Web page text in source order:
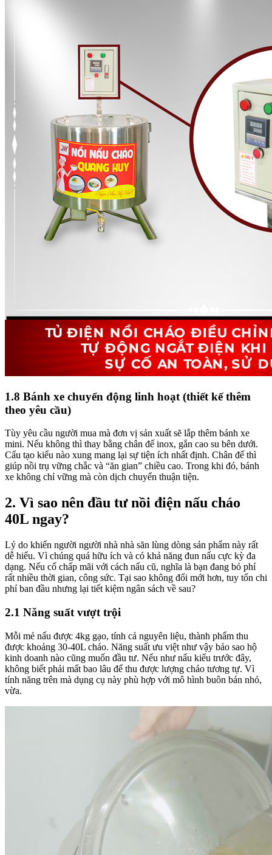
1.8 Bánh xe chuyển động linh hoạt (thiết kế thêm
theo yêu cầu)
Tùy yêu cầu người mua mà đơn vị sản xuất sẽ lắp thêm bánh xe
mini. Nếu không thì thay bằng chân đế inox, gắn cao su bên dưới.
Cấu tạo kiểu nào xung mang lại sự tiện ích nhất định. Chân đế thì
giúp nồi trụ vững chắc và “ăn gian” chiều cao. Trong khi đó, bánh
xe không chỉ vững mà còn dịch chuyển thuận tiện.
2. Vì sao nên đầu tư nồi điện nấu cháo
40L ngay?
Lý do khiến người người nhà nhà săn lùng dòng sản phẩm này rất
dễ hiểu. Vì chúng quá hữu ích và có khả năng đun nấu cực kỳ đa
dạng. Nếu cố chấp mãi với cách nấu cũ, nghĩa là bạn đang bỏ phí
rất nhiều thời gian, công sức. Tại sao không đổi mới hơn, tuy tốn chi
phí ban đầu nhưng lại tiết kiệm ngân sách về sau?
2.1 Năng suất vượt trội
Mỗi mẻ nấu được 4kg gạo, tính cả nguyên liệu, thành phẩm thu
được khoảng 30-40L cháo. Năng suất ưu việt như vậy bảo sao hộ
kinh doanh nào cũng muốn đầu tư. Nếu như nấu kiểu trước đây,
không biết phải mất bao lâu để thu được lượng cháo tương tự. Vì
tính năng trên mà dụng cụ này phù hợp với mô hình buôn bán nhỏ,
vừa.